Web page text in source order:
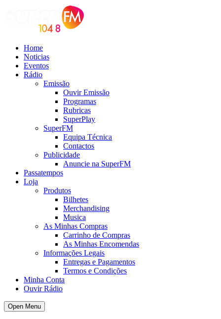
Home
Noticias
Eventos
Rádio
Emissão
Ouvir Emissão
Programas
Rubricas
SuperPlay
SuperFM
Equipa Técnica
Contactos
Publicidade
Anuncie na SuperFM
Passatempos
Loja
Produtos
Bilhetes
Merchandising
Musica
As Minhas Compras
Carrinho de Compras
As Minhas Encomendas
Informações Legais
Entregas e Pagamentos
Termos e Condições
Minha Conta
Ouvir Rádio
Open Menu